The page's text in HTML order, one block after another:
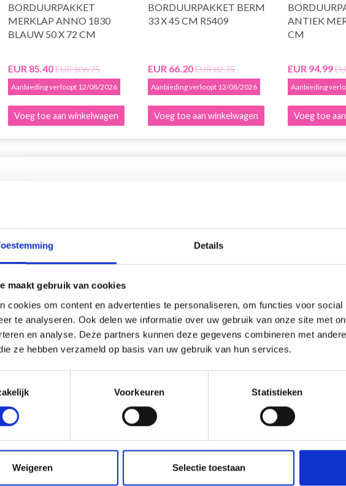
Details
maakt gebruik van cookies
cookies om content en advertenties te personaliseren, om functies voor social
te analyseren. Ook delen we informatie over uw gebruik van onze site met
en analyse. Deze partners kunnen deze gegevens combineren met
ze hebben verzameld op basis van uw gebruik van hun services.
Voorkeuren Statistieken
Weigeren Selectie toestaan
BORDUURPAKKET
MERKLAP ANNO 1830
BLAUW 50 X 72 CM
EUR 85.40EUR 106.75
Aanbieding verloopt 12/08/2026
Voeg toe aan winkelwagen
BORDUURPAKKET BERM
33 X 45 CM R5409
EUR 66.20EUR 82.75
Aanbieding verloopt 12/08/2026
Voeg toe aan winkelwagen
ANTIEK
CM
EUR 94.99
Aanbieding
Voeg toe
BORDUURPAKKET
EUR 36.99
Voeg toe aan winkelwagen
BORDUURPAKKET
EUR 24.90 EUR 31.15
Voeg toe aan winkelwagen